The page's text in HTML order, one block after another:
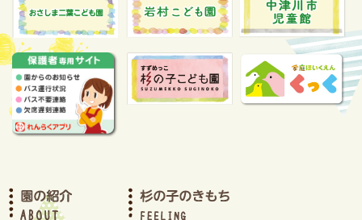
2023年9月(1)
2023年7月(2)
2023年6月(2)
2023年5月(2)
2023年4月(3)
2023年3月(2)
2023年2月(2)
2023年1月(2)
2022年9月(2)
2022年8月(4)